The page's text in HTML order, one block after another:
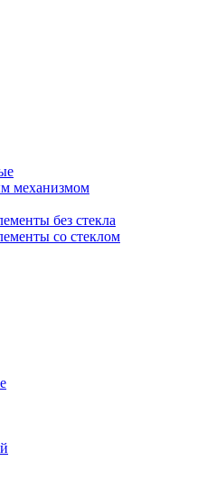
механизмом
без стекла
со стеклом